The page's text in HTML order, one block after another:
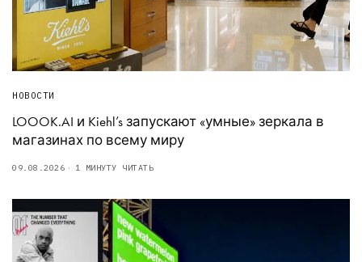
НОВОСТИ
LOOOK.AI и Kiehl’s запускают «умные» зеркала в
магазинах по всему миру
09.08.2026 1 МИНУТУ ЧИТАТЬ